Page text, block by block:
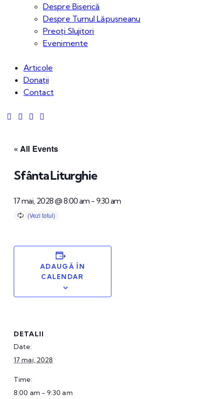
Despre Biserică
Despre Turnul Lăpușneanu
Preoți Slujitori
Evenimente
Articole
Donații
Contact
« All Events
Sfânta Liturghie
17 mai, 2028 @ 8:00 am - 9:30 am
ADAUGĂ ÎN
CALENDAR
DETALII
Date:
17 mai, 2028
Time:
8:00 am - 9:30 am